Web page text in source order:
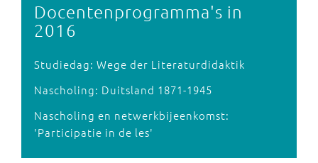
Docentenprogramma's in
2016
Studiedag: Wege der Literaturdidaktik
Nascholing: Duitsland 1871-1945
Nascholing en netwerkbijeenkomst:
'Participatie in de les'